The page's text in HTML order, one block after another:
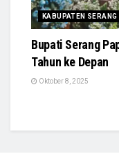
KABUPATEN SERANG
Bupati Serang
Tahun ke Depan
Oktober 8, 2025